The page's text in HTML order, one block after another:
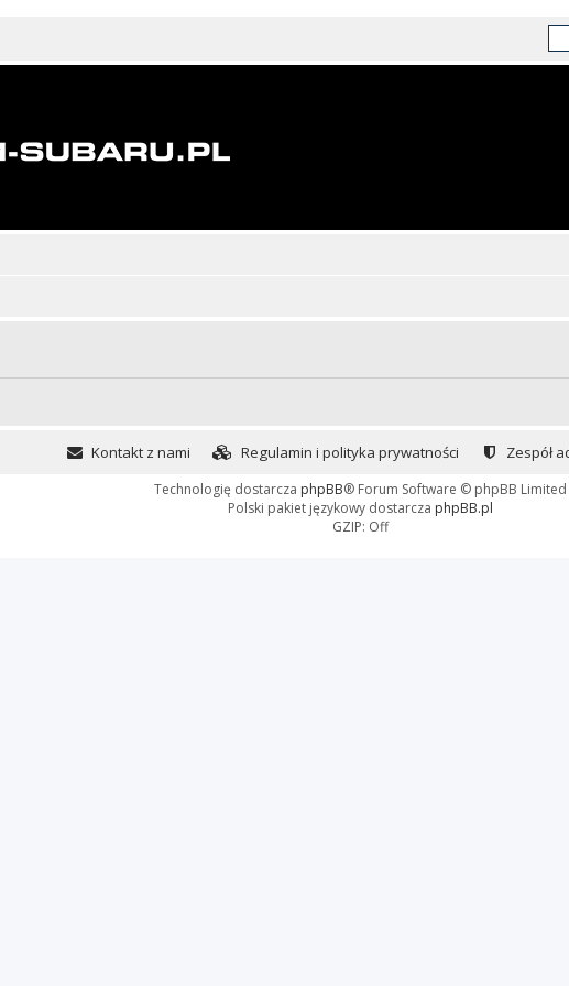
Zespół
Regulamin i polityka prywatności
Kontakt z nami
Technologię dostarcza phpBB® Forum Software © phpBB Limited
Polski pakiet językowy dostarcza phpBB.pl
GZIP: Off